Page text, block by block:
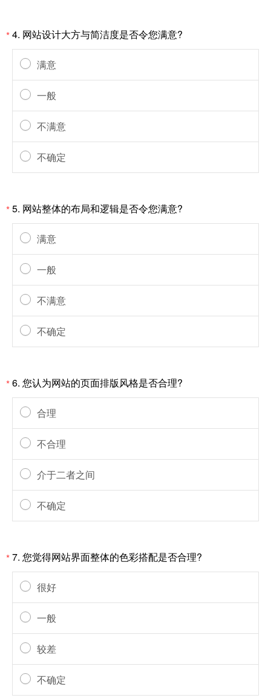
*4. 网站设计大方与简洁度是否令您满意?
满意
一般
不满意
不确定
*5. 网站整体的布局和逻辑是否令您满意?
满意
一般
不满意
不确定
*6. 您认为网站的页面排版风格是否合理?
合理
不合理
介于二者之间
不确定
*7. 您觉得网站界面整体的色彩搭配是否合理?
很好
一般
较差
不确定